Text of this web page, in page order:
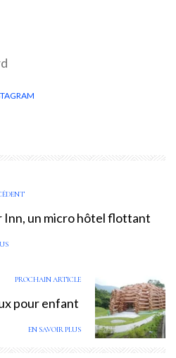
Inn, un micro hôtel flottant
PROCHAIN ARTICLE
pour enfant
EN SAVOIR PLUS